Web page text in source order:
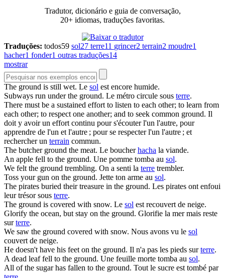
Tradutor, dicionário e guia de conversação,
20+ idiomas, traduções favoritas.
Traduções: todos59 sol27 terre11 grincer2 terrain2 moudre1
hacher1 fonder1 outras traduções14
mostrar
The ground is still wet. Le sol est encore humide.
Subways run under the ground. Le métro circule sous terre.
There must be a sustained effort to listen to each other; to learn from
each other; to respect one another; and to seek common ground. Il
doit y avoir un effort continu pour s'écouter l'un l'autre, pour
apprendre de l'un et l'autre ; pour se respecter l'un l'autre ; et
rechercher un terrain commun.
The butcher ground the meat. Le boucherhacha la viande.
An apple fell to the ground. Une pomme tomba au sol.
We felt the ground trembling. On a senti la terre trembler.
Toss your gun on the ground. Jette ton arme au sol.
The pirates buried their treasure in the ground. Les pirates ont enfoui
leur trésor sous terre.
The ground is covered with snow. Le sol est recouvert de neige.
Glorify the ocean, but stay on the ground. Glorifie la mer mais reste
surterre.
We saw the ground covered with snow. Nous avons vu le sol
couvert de neige.
He doesn't have his feet on the ground. Il n'a pas les pieds surterre.
A dead leaf fell to the ground. Une feuille morte tomba au sol.
All of the sugar has fallen to the ground. Tout le sucre est tombé par